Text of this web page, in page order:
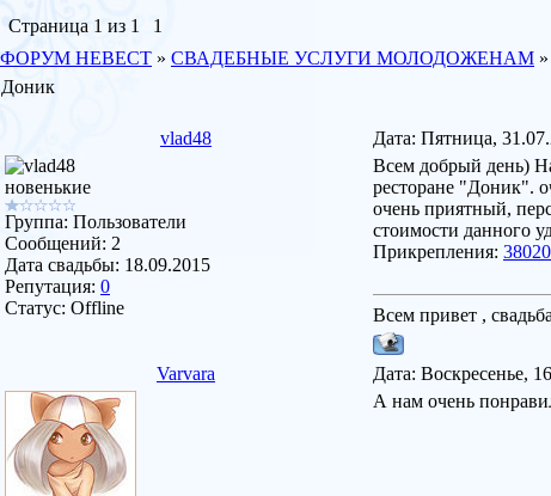
Страница 1 из 1
1
ФОРУМ НЕВЕСТ » СВАДЕБНЫЕ УСЛУГИ МОЛОДОЖЕНАМ »
Доник
vlad48 Дата: Пятница,
новенькие
Группа: Пользователи
Сообщений: 2
Дата свадьбы: 18.09.2015
Репутация: 0
Статус: Offline
Всем добрый день)
ресторане "Доник".
очень приятный,
стоимости данного
Прикрепления:
Всем привет ,
Varvara Дата: Воскресенье,
А нам очень